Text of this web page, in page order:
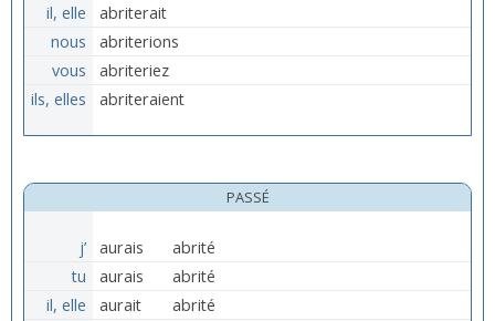
il, elle
abriterait
nous
abriterions
vous
abriteriez
ils, elles
abriteraient
PASSÉ
j’ aurais
abrité
tu
aurais
abrité
il, elle
aurait
abrité